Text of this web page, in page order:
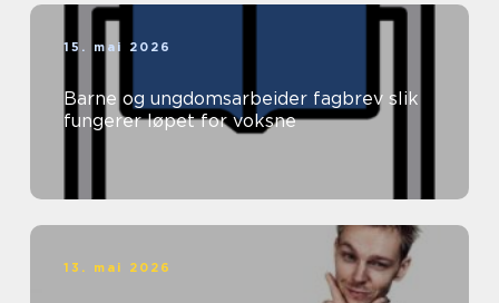
15. mai 2026
Barne og ungdomsarbeider fagbrev slik
fungerer løpet for voksne
13. mai 2026